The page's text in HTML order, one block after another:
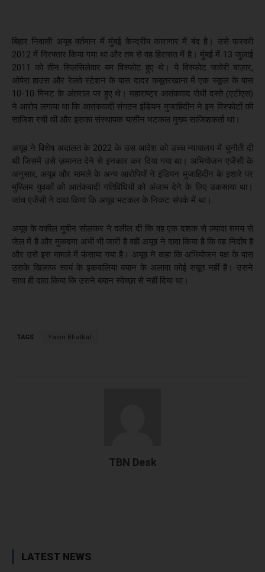
बिहार निवासी अयूब वर्तमान में मुंबई केन्द्रीय कारागार में बंद है। उसे फरवरी
2012 में गिरफ्तार किया गया था और तब से वह हिरासत में है। मुंबई में 13 जुलाई
2011 को तीन सिलसिलेवार बम विस्फोट हुए थे। ये विस्फोट जावेरी बाज़ार,
ओपेरा हाउस और रेलवे स्टेशन के पास दादर कबूतरखाना में एक स्कूल के पास
10-10 मिनट के अंतराल पर हुए थे। महाराष्ट्र आतंकवाद रोधी दस्ते (एटीएस)
ने आरोप लगाया था कि आतंकवादी संगठन इंडियन मुजाहिदीन ने इन विस्फोटों की
साजिश रची थी और इसका संस्थापक यासीन भटकल मुख्य साजिशकर्ता था।
अयूब ने विशेष अदालत के 2022 के उस आदेश को उच्च न्यायालय में चुनौती दी
थी जिसमें उसे ज़मानत देने से इनकार कर दिया गया था। अभियोजन एजेंसी के
अनुसार, अयूब और मामले के अन्य आरोपियों ने इंडियन मुजाहिदीन के इशारे पर
मुस्लिम युवकों को आतंकवादी गतिविधियों को अंजाम देने के लिए उकसाया था।
जांच एजेंसी ने दावा किया कि अयूब भटकल के निकट संपर्क में था।
अयूब के वकील मुबीन सोलकर ने दलील दी कि वह एक दशक से ज़्यादा समय से
जेल में है और मुकदमा अभी भी जारी है वहीं अयूब ने दावा किया है कि वह निर्दोष है
और उसे इस मामले में फंसाया गया है। अयूब ने कहा कि अभियोजन पक्ष के पास
उसके खिलाफ स्वयं के इकबालिया बयान के अलावा कोई सबूत नहीं है। उसने
साथ ही दावा किया कि उसने बयान स्वेच्छा से नहीं दिया था।
TAGS Yasin Bhatkal
TBN Desk
LATEST NEWS